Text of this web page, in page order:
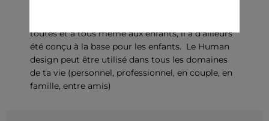
toutes et à tous même aux enfants, il a d'ailleurs
été conçu à la base pour les enfants. Le Human
design peut être utilisé dans tous les domaines
de ta vie (personnel, professionnel, en couple, en
famille, entre amis)